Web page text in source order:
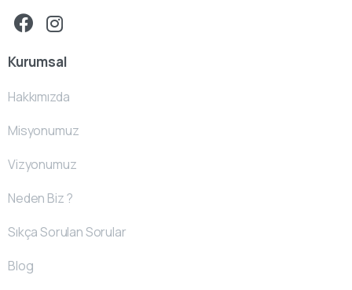
Kurumsal
Hakkımızda
Misyonumuz
Vizyonumuz
Neden Biz ?
Sıkça Sorulan Sorular
Blog